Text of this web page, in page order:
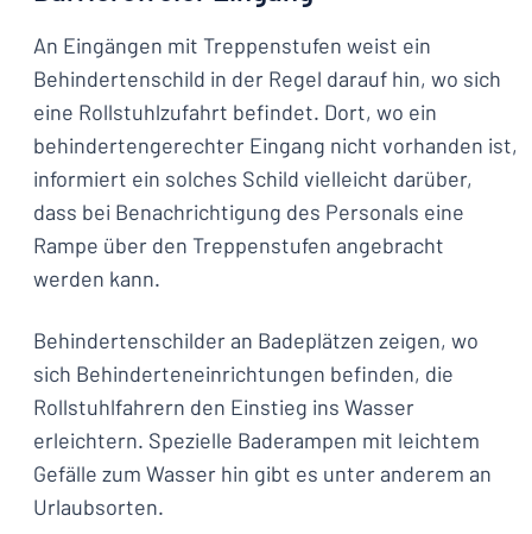
An Eingängen mit Treppenstufen weist ein
Behindertenschild in der Regel darauf hin, wo sich
eine Rollstuhlzufahrt befindet. Dort, wo ein
behindertengerechter Eingang nicht vorhanden ist,
informiert ein solches Schild vielleicht darüber,
dass bei Benachrichtigung des Personals eine
Rampe über den Treppenstufen angebracht
werden kann.
Behindertenschilder an Badeplätzen zeigen, wo
sich Behinderteneinrichtungen befinden, die
Rollstuhlfahrern den Einstieg ins Wasser
erleichtern. Spezielle Baderampen mit leichtem
Gefälle zum Wasser hin gibt es unter anderem an
Urlaubsorten.